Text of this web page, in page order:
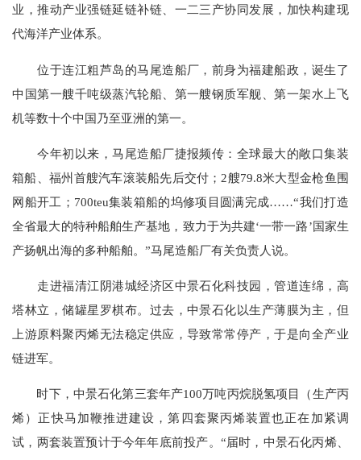
业，推动产业强链延链补链、一二三产协同发展，加快构建现
代海洋产业体系。
位于连江粗芦岛的马尾造船厂，前身为福建船政，诞生了
中国第一艘千吨级蒸汽轮船、第一艘钢质军舰、第一架水上飞
机等数十个中国乃至亚洲的第一。
今年初以来，马尾造船厂捷报频传：全球最大的敞口集装
箱船、福州首艘汽车滚装船先后交付；2艘79.8米大型金枪鱼围
网船开工；700teu集装箱船的坞修项目圆满完成……“我们打造
全省最大的特种船舶生产基地，致力于为共建‘一带一路’国家生
产扬帆出海的多种船舶。”马尾造船厂有关负责人说。
走进福清江阴港城经济区中景石化科技园，管道连绵，高
塔林立，储罐星罗棋布。过去，中景石化以生产薄膜为主，但
上游原料聚丙烯无法稳定供应，导致常常停产，于是向全产业
链进军。
时下，中景石化第三套年产100万吨丙烷脱氢项目（生产丙
烯）正快马加鞭推进建设，第四套聚丙烯装置也正在加紧调
试，两套装置预计于今年年底前投产。“届时，中景石化丙烯、